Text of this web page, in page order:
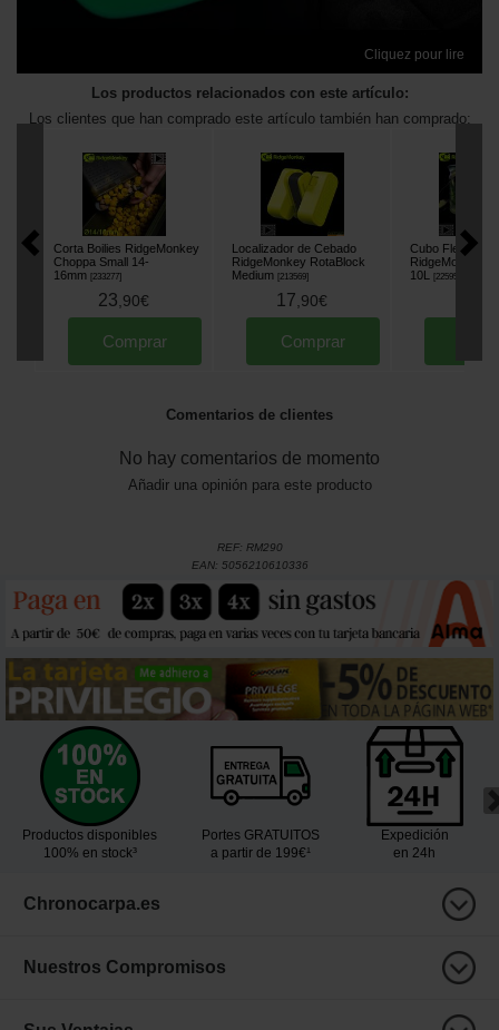
Cliquez pour lire
Los productos relacionados con este artículo:
Los clientes que han comprado este artículo también han comprado:
Corta Boilies RidgeMonkey
Choppa Small 14-
16mm [233277]
23 90€
Comprar
Localizador de Cebado
RidgeMonkey RotaBlock
Medium [213569]
17 90€
Comprar
Cubo Flexible
RidgeMonkey
10L
[225953
Comentarios de clientes
No hay comentarios de momento
Añadir una opinión para este producto
REF: RM290
EAN: 5056210610336
Productos disponibles
100% en stock³
Portes GRATUITOS
a partir de 199€¹
Expedición
en 24h
Chronocarpa.es
Nuestros Compromisos